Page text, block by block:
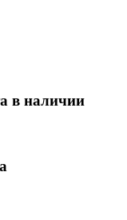
в наличии